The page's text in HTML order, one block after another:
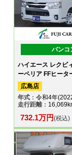
バンコ
ハイエース レクビ
ーペリア FFヒータ
広島店
年式 ：令和4年
走行距離：
732.1万円(税込)